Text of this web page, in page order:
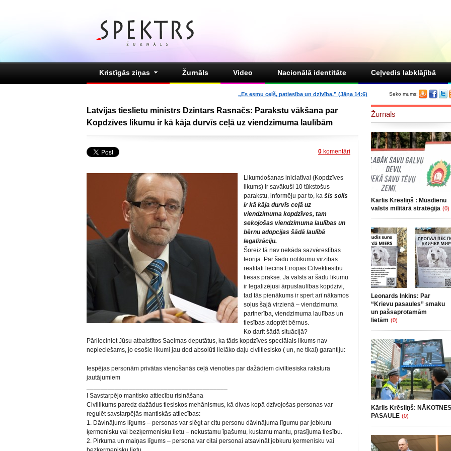
Kristīgās ziņas Žurnāls Video Nacionālā identitāte Ceļvedis labklājībā
Seko mums:
„Es esmu ceļš, patiesība un dzīvība.” (Jāņa 14:6)
Latvijas tieslietu ministrs Dzintars Rasnačs: Parakstu vākšana par
Kopdzīves likumu ir kā kāja durvīs ceļā uz viendzimuma laulībām
0 komentāri
Likumdošanas iniciatīvai (Kopdzīves
likums) ir savākuši 10 tūkstošus
parakstu, informēju par to, ka šis solis
ir kā kāja durvīs ceļā uz
viendzimuma kopdzīves, tam
sekojošas viendzimuma laulības un
bērnu adopcijas šādā laulībā
legalizāciju.
Šoreiz tā nav nekāda sazvērestības
teorija. Par šādu notikumu virzības
realitāti liecina Eiropas Cilvēktiesību
tiesas prakse. Ja valsts ar šādu likumu
ir legalizējusi ārpuslaulības kopdzīvi,
tad tās pienākums ir spert arī nākamos
soļus šajā virzienā – viendzimuma
partnerība, viendzimuma laulības un
tiesības adoptēt bērnus.
Ko darīt šādā situācijā?
Pārlieciniet Jūsu atbalstītos Saeimas deputātus, ka tāds kopdzīves speciālais likums nav
nepieciešams, jo esošie likumi jau dod absolūti lielāko daļu civiltiesisko ( un, ne tikai) garantiju:
Iespējas personām privātas vienošanās ceļā vienoties par dažādiem civiltiesiska rakstura
jautājumiem
I Savstarpējo mantisko attiecību risināšana
Civillikums paredz dažādus tiesiskos mehānismus, kā divas kopā dzīvojošas personas var
regulēt savstarpējās mantiskās attiecības:
1. Dāvinājums līgums – personas var slēgt ar citu personu dāvinājuma līgumu par jebkuru
ķermenisku vai bezķermenisku lietu – nekustamu īpašumu, kustamu mantu, prasījuma tiesību.
2. Pirkuma un maiņas līgums – persona var citai personai atsavināt jebkuru ķermenisku vai
Žurnāls
Kārlis Krēsliņš : Mūsdienu
valsts militārā stratēģija (0)
Leonards Inkins: Par
“Krievu pasaules” smaku
un pašsaprotamām
lietām (0)
Kārlis Krēsliņš: NĀKOTNES
PASAULE (0)